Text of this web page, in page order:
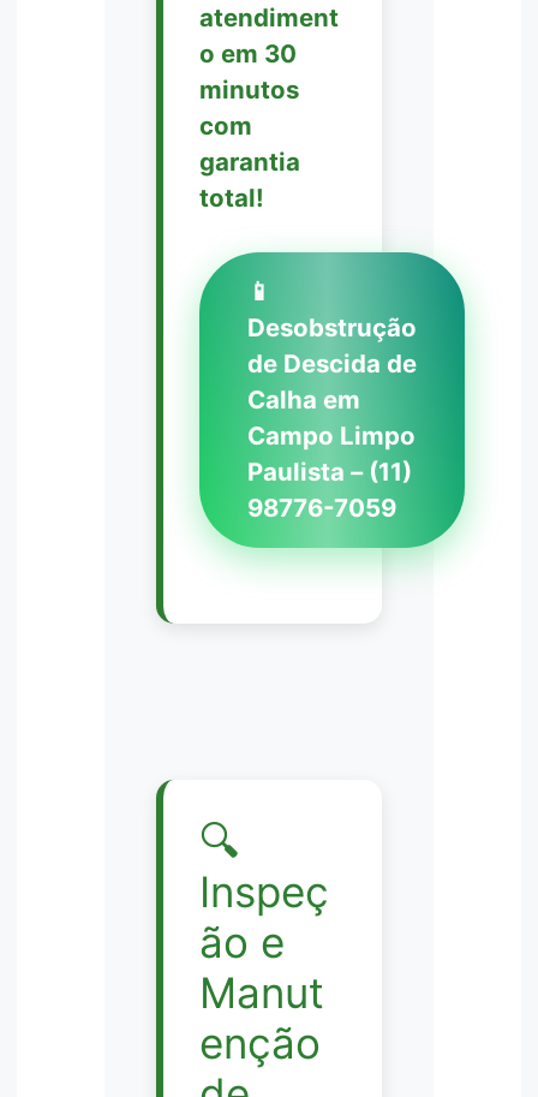
atendiment
o em 30
minutos
com
garantia
total!
📱
Desobstrução
de Descida de
Calha em
Campo Limpo
Paulista – (11)
98776-7059
🔍
Inspeç
ão e
Manut
enção